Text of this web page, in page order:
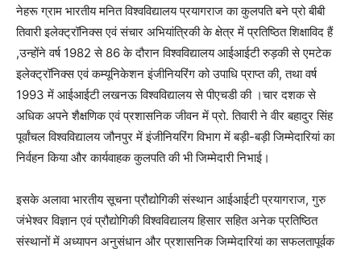
नेहरू ग्राम भारतीय मनित विश्वविद्यालय प्रयागराज का कुलपति बने प्रो बीबी
तिवारी इलेक्ट्रॉनिक्स एवं संचार अभियांत्रिकी के क्षेत्र में प्रतिष्ठित शिक्षाविद हैं
,उन्होंने वर्ष 1982 से 86 के दौरान विश्वविद्यालय आईआईटी रुड़की से एमटेक
इलेक्ट्रॉनिक्स एवं कम्यूनिकेशन इंजीनियरिंग को उपाधि प्राप्त की, तथा वर्ष
1993 में आईआईटी लखनऊ विश्वविद्यालय से पीएचडी की ।चार दशक से
अधिक अपने शैक्षणिक एवं प्रशासनिक जीवन में प्रो. तिवारी ने वीर बहादुर सिंह
पूर्वांचल विश्वविद्यालय जौनपुर में इंजीनियरिंग विभाग में बड़ी-बड़ी जिम्मेदारियां का
निर्वहन किया और कार्यवाहक कुलपति की भी जिम्मेदारी निभाई।
इसके अलावा भारतीय सूचना प्रौद्योगिकी संस्थान आईआईटी प्रयागराज, गुरु
जंभेश्वर विज्ञान एवं प्रौद्योगिकी विश्वविद्यालय हिसार सहित अनेक प्रतिष्ठित
संस्थानों में अध्यापन अनुसंधान और प्रशासनिक जिम्मेदारियां का सफलतापूर्वक